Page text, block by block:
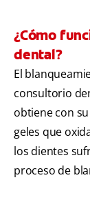
¿Cómo
dental?
El
consultorio
obtiene con
geles que
los dientes
proceso de